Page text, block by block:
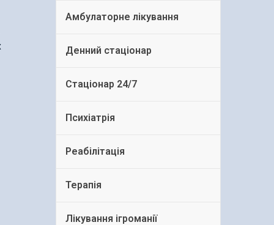
Амбулаторне лікування
Денний стаціонар
Стаціонар 24/7
Психіатрія
Реабілітація
Терапія
Лікування ігроманії